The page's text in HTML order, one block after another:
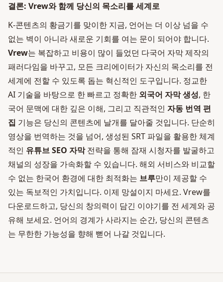
결론: Vrew와 함께 당신의 목소리를 세계로
K-콘텐츠의 황금기를 맞이한 지금, 언어는 더 이상 넘을 수
없는 벽이 아니라 새로운 기회를 여는 문이 되어야 합니다.
Vrew는 복잡하고 비용이 많이 들었던 다국어 자막 제작의
패러다임을 바꾸고, 모든 크리에이터가 자신의 목소리를 전
세계에 전할 수 있도록 돕는 혁신적인 도구입니다. 정교한
AI 기술을 바탕으로 한 빠르고 정확한 외국어 자막 생성, 한
국어 문맥에 대한 깊은 이해, 그리고 직관적인 자동 번역 편
집 기능은 당신의 콘텐츠에 날개를 달아줄 것입니다. 단순히
영상을 번역하는 것을 넘어, 생성된 SRT 파일을 활용한 체계
적인 유튜브 SEO 자막전략을 통해 잠재 시청자를 발굴하고
채널의 성장을 가속화할 수 있습니다. 해외 서비스와 비교할
수 없는 한국어 환경에 대한 최적화는 브루만이 제공할 수
있는 독보적인 가치입니다. 이제 망설이지 마세요. Vrew를
다운로드하고, 당신의 창의력이 담긴 이야기를 전 세계와 공
유해 보세요. 언어의 경계가 사라지는 순간, 당신의 콘텐츠
는 무한한 가능성을 향해 뻗어 나갈 것입니다.